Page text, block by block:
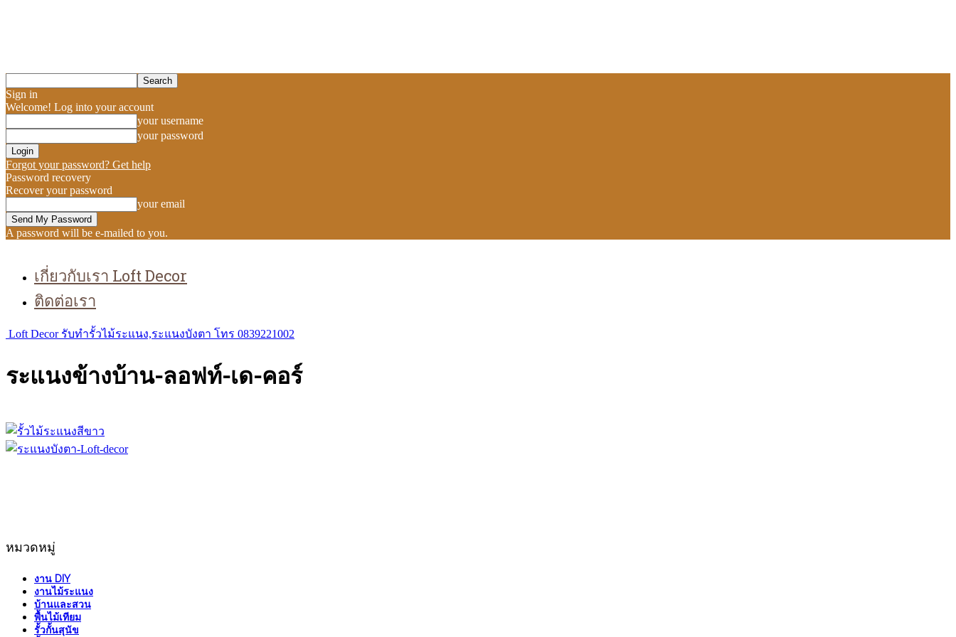
Sign in
Welcome! Log into your account
your username
your password
Forgot your password? Get help
Password recovery
Recover your password
your email
A password will be e-mailed to you.
เกี่ยวกับเรา Loft Decor
ติดต่อเรา
Loft Decor รับทำรั้วไม้ระแนง,ระแนงบังตา โทร 0839221002
ระแนงข้างบ้าน-ลอฟท์-เด-คอร์
หมวดหมู่
งาน DIY
งานไม้ระแนง
บ้านและสวน
พื้นไม้เทียม
รั้วกั้นสุนัข